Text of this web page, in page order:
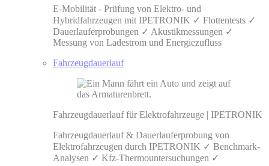
E-Mobilität - Prüfung von Elektro- und
Hybridfahrzeugen mit IPETRONIK ✓ Flottentests ✓
Dauerlauferprobungen ✓ Akustikmessungen ✓
Messung von Ladestrom und Energiezufluss
Fahrzeugdauerlauf
Fahrzeugdauerlauf für Elektrofahrzeuge | IPETRONIK
Fahrzeugdauerlauf & Dauerlauferprobung von
Elektrofahrzeugen durch IPETRONIK ✓ Benchmark-
Analysen ✓ Kfz-Thermountersuchungen ✓